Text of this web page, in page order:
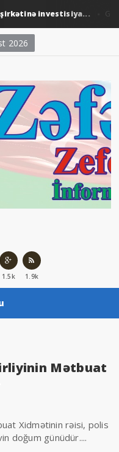
investisiya...
2026
1.5k 1.9k
Mətbuat
Xidmətinin rəisi, polis
doğum günüdür....